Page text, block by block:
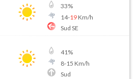
33%
14-19Km/h
Sud SE
41%
8-15 Km/h
Sud